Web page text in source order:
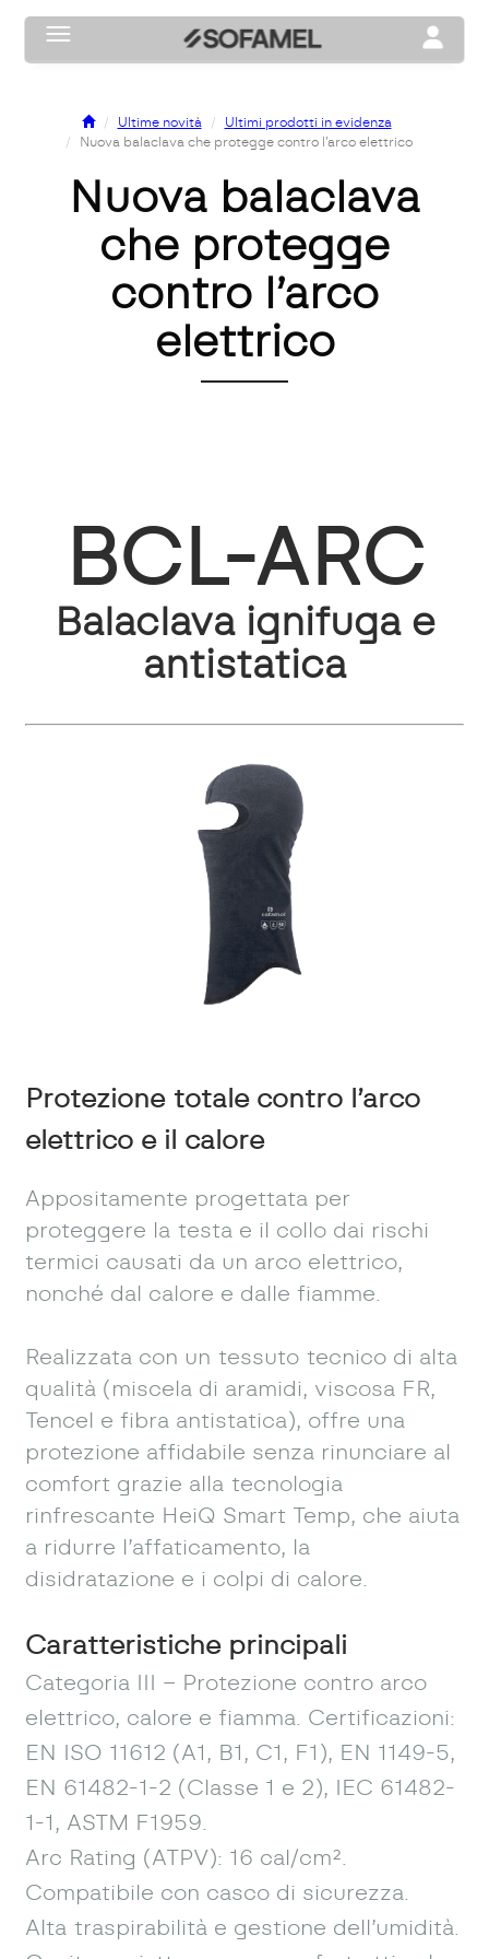
Toggle navigation Toggle
Ultime novità
Ultimi prodotti in evidenza
Nuova balaclava che protegge contro l’arco elettrico
Nuova balaclava
che protegge
contro l’arco
elettrico
BCL-ARC
Balaclava ignifuga e
antistatica
Protezione totale contro l’arco
elettrico e il calore
Appositamente progettata per
proteggere la testa e il collo dai rischi
termici causati da un arco elettrico,
nonché dal calore e dalle fiamme.
Realizzata con un tessuto tecnico di alta
qualità (miscela di aramidi, viscosa FR,
Tencel e fibra antistatica), offre una
protezione affidabile senza rinunciare al
comfort grazie alla tecnologia
rinfrescante HeiQ Smart Temp, che aiuta
a ridurre l’affaticamento, la
disidratazione e i colpi di calore.
Caratteristiche principali
Categoria III – Protezione contro arco
elettrico, calore e fiamma. Certificazioni:
EN ISO 11612 (A1, B1, C1, F1), EN 1149-5,
EN 61482-1-2 (Classe 1 e 2), IEC 61482-
1-1, ASTM F1959.
Arc Rating (ATPV): 16 cal/cm².
Compatibile con casco di sicurezza.
Alta traspirabilità e gestione dell’umidità.